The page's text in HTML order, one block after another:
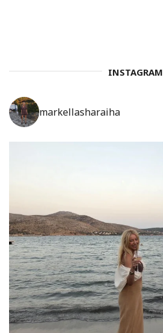
INSTAGRAM
markellasharaiha